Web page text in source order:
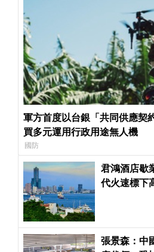
軍方首度以台銀「共同供應契
買多元運用行政用途無人機
國防
君鴻酒店歇
代火速標下
張景森：中